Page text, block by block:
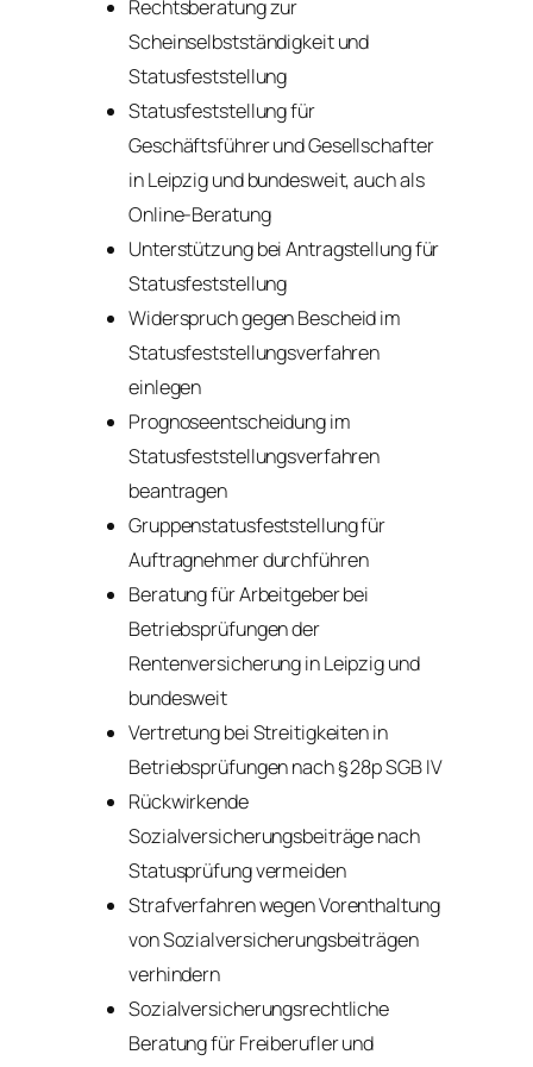
Rechtsberatung zur
Scheinselbstständigkeit und
Statusfeststellung
Statusfeststellung für
Geschäftsführer und Gesellschafter
in Leipzig und bundesweit, auch als
Online-Beratung
Unterstützung bei Antragstellung für
Statusfeststellung
Widerspruch gegen Bescheid im
Statusfeststellungsverfahren
einlegen
Prognoseentscheidung im
Statusfeststellungsverfahren
beantragen
Gruppenstatusfeststellung für
Auftragnehmer durchführen
Beratung für Arbeitgeber bei
Betriebsprüfungen der
Rentenversicherung in Leipzig und
bundesweit
Vertretung bei Streitigkeiten in
Betriebsprüfungen nach § 28p SGB IV
Rückwirkende
Sozialversicherungsbeiträge nach
Statusprüfung vermeiden
Strafverfahren wegen Vorenthaltung
von Sozialversicherungsbeiträgen
verhindern
Sozialversicherungsrechtliche
Beratung für Freiberufler und